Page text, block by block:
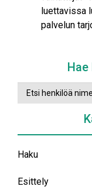
luettavissa
palvelun
Etsi
henkilöä
Haku
Esittely